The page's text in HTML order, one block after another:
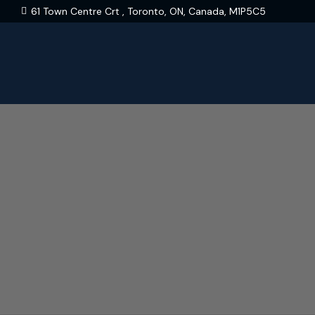
61 Town Centre Crt , Toronto, ON, Canada, M1P5C5